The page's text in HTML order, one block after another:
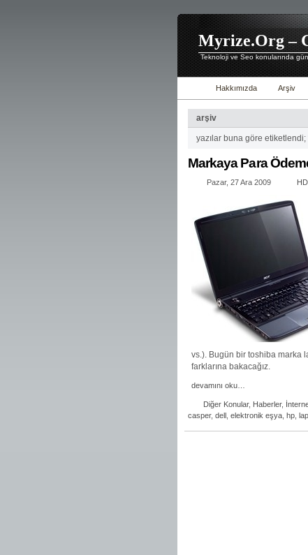
Myrize.Org –
Teknoloji ve Seo konularında
Hakkımızda Arşiv
arşiv
yazılar buna göre etiketlendi;
Markaya Para
Pazar, 27 Ara 2009
vs.). Bugün bir toshiba marka
farklarına bakacağız.
devamını oku…
Diğer Konular, Haberler,
casper, dell elektronik eşya hp